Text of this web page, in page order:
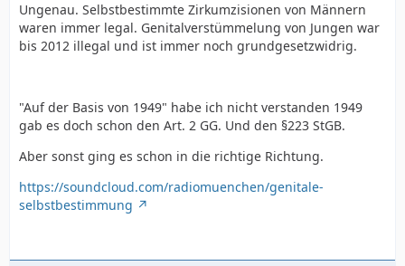
Ungenau. Selbstbestimmte Zirkumzisionen von Männern
waren immer legal. Genitalverstümmelung von Jungen war
bis 2012 illegal und ist immer noch grundgesetzwidrig.
"Auf der Basis von 1949" habe ich nicht verstanden 1949
gab es doch schon den Art. 2 GG. Und den §223 StGB.
Aber sonst ging es schon in die richtige Richtung.
https://soundcloud.com/radiomuenchen/genitale-
selbstbestimmung